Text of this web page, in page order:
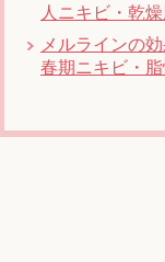
人ニキビ・乾燥
メルラインの
春期ニキビ・脂